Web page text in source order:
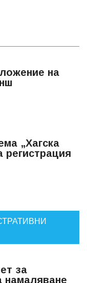
на
„Хагска
за
намаляване